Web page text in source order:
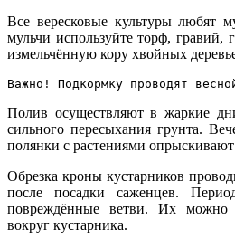
Все вересковые культуры любят
мульчи используйте торф, гравий,
измельчённую кору хвойных
Важно! Подкормку проводят
Полив осуществляют в жаркие
сильного пересыхания грунта.
полянки с растениями
Обрезка кроны кустарников
после посадки саженцев.
повреждённые ветви. Их можно
вокруг кустарника.